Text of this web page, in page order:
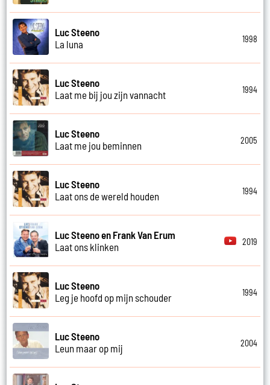
Luc Steeno
La luna
1998
Luc Steeno
Laat me bij jou zijn vannacht
1994
Luc Steeno
Laat me jou beminnen
2005
Luc Steeno
Laat ons de wereld houden
1994
Luc Steeno en Frank Van Erum
Laat ons klinken
2019
Luc Steeno
Leg je hoofd op mijn schouder
1994
Luc Steeno
Leun maar op mij
2004